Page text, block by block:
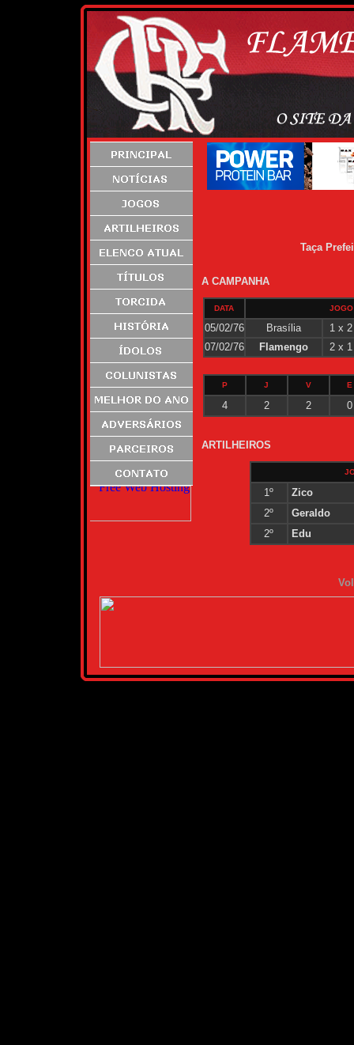
Taça
A CAMPANHA
DATA JOGO
05/02/76 Brasília
1 x 2
07/02/76
Flamengo 2 x 1
P J V E
4 2 2 0
ARTILHEIROS
1º
Zico
2º
Geraldo
2º
Edu